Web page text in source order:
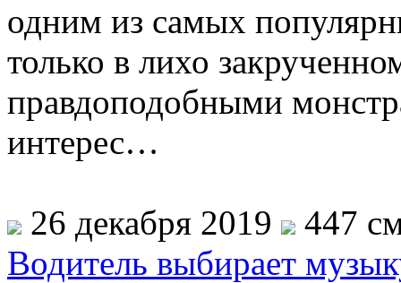
одним из самых
только в лихо
правдоподобными
интерес…
26 декабря 2019
447
Водитель выбирает